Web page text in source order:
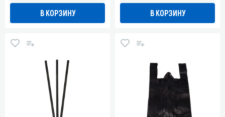
В КОРЗИНУ В КОРЗИНУ